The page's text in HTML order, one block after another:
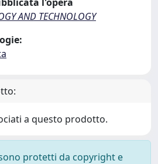
AND TECHNOLOGY
a questo prodotto.
protetti da copyright e